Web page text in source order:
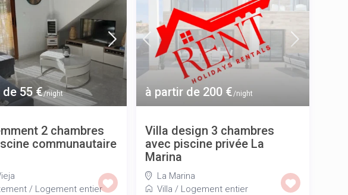
55 €/night
2 chambres
communautaire
/ Logement entier
à partir de 200 €/night
Villa design 3 chambres
avec piscine privée La
Marina
La Marina
Villa / Logement entier